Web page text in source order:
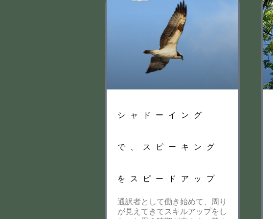
シャドーイング
で、スピーキング
をスピードアップ
通訳者として働き始めて、周り
が見えてきてスキルアップをし